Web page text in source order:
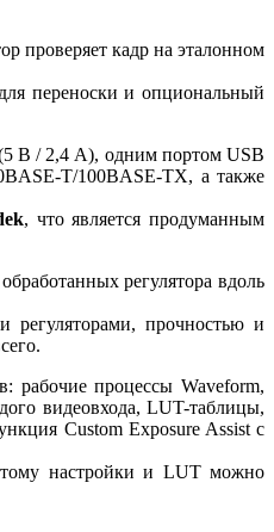
проверяет кадр на эталонном
переноски и опциональный
В / 2,4 А), одним портом USB
T/100BASE-TX, а также
, что является продуманным
регулятора вдоль
регуляторами, прочностью и
рабочие процессы Waveform,
видеовхода, LUT-таблицы,
Custom Exposure Assist с
настройки и LUT можно